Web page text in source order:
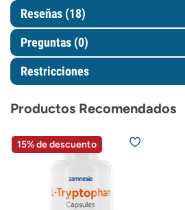
Reseñas (18)
Preguntas (0)
Restricciones
Productos Recomendados
15% de descuento